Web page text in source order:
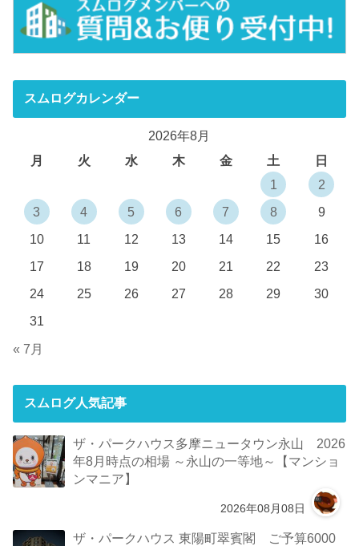
スムログカレンダー
2026年8月
月
火 水 木 金 土
日
1
2
3
4 5 6 7 8
9
10
11 12 13 14 15
16
17
18 19 20 21 22
23
24
25 26 27 28 29
30
31
« 7月
スムログ人気記事
ザ・パークハウス多摩ニュータウン永山 2026
年8月時点の相場 ～永山の一等地～【マンショ
ンマニア】
2026年08月08日
ザ・パークハウス 東陽町翠賓閣 ご予算6000